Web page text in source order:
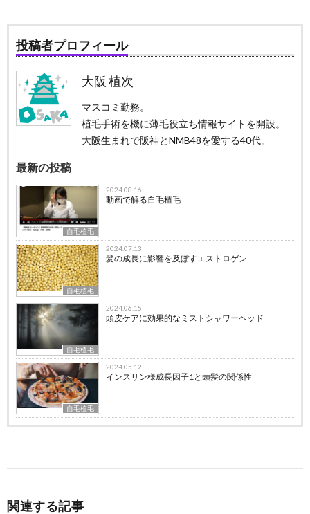
投稿者プロフィール
大阪 植次
マスコミ勤務。
植毛手術を機に薄毛役立ち情報サイトを開設。
大阪生まれで阪神とNMB48を愛する40代。
最新の投稿
自毛植毛
2024.08.16
動画で解る自毛植毛
自毛植毛
2024.07.13
髪の成長に影響を及ぼすエストロゲン
自毛植毛
2024.06.15
頭皮ケアに効果的なミストシャワーヘッド
自毛植毛
2024.05.12
インスリン様成長因子1と頭髪の関係性
関連する記事